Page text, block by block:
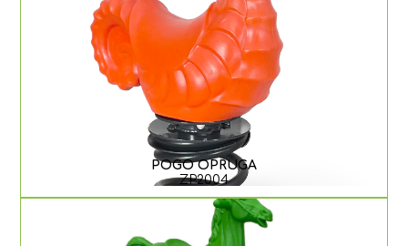
POGO OPRUGA
ZP2004